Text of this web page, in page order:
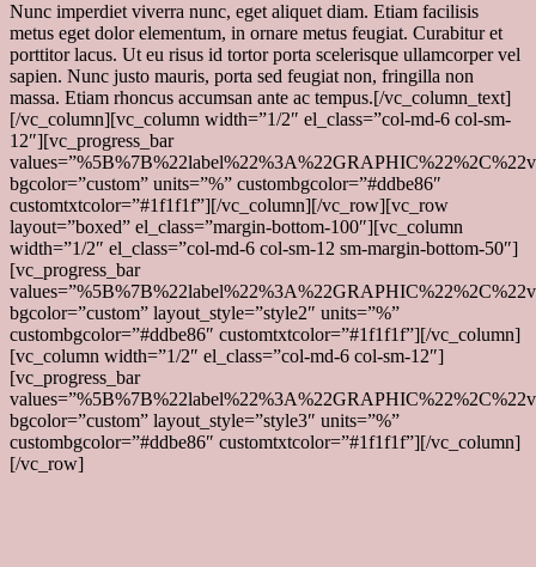
Nunc imperdiet viverra nunc, eget aliquet diam. Etiam facilisis
metus eget dolor elementum, in ornare metus feugiat. Curabitur et
porttitor lacus. Ut eu risus id tortor porta scelerisque ullamcorper vel
sapien. Nunc justo mauris, porta sed feugiat non, fringilla non
massa. Etiam rhoncus accumsan ante ac tempus.[/vc_column_text]
[/vc_column][vc_column width=”1/2″ el_class=”col-md-6 col-sm-
12″][vc_progress_bar
bgcolor=”custom” units=”%” custombgcolor=”#ddbe86″
customtxtcolor=”#1f1f1f”][/vc_column][/vc_row][vc_row
layout=”boxed” el_class=”margin-bottom-100″][vc_column
width=”1/2″ el_class=”col-md-6 col-sm-12 sm-margin-bottom-50″]
[vc_progress_bar
bgcolor=”custom” layout_style=”style2″ units=”%”
custombgcolor=”#ddbe86″ customtxtcolor=”#1f1f1f”][/vc_column]
[vc_column width=”1/2″ el_class=”col-md-6 col-sm-12″]
[vc_progress_bar
bgcolor=”custom” layout_style=”style3″ units=”%”
custombgcolor=”#ddbe86″ customtxtcolor=”#1f1f1f”][/vc_column]
[/vc_row]